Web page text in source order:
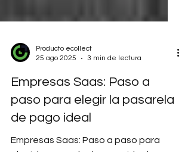
Producto ecollect
25 ago 2025
3 min de lectura
Empresas Saas: Paso a